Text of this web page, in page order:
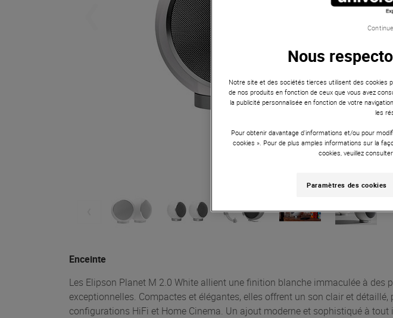
Enceinte
Les Elipson Planet M 2.0 White allient une finition blanche immaculée à des
exceptionnelles. Compactes et élégantes, elles offrent un son clair et détaillé,
configurations HiFi et Home Cinema. Un ajout moderne et sophistiqué à tout
Nous
Notre site et des sociétés tierces utilisent des cookies
de nos produits en fonction de ceux que vous avez
la publicité personnalisée en fonction de votre
les
Pour obtenir davantage d'informations et/ou pour
cookies ». Pour de plus amples informations sur la
cookies, veuillez
Paramètres des cookies